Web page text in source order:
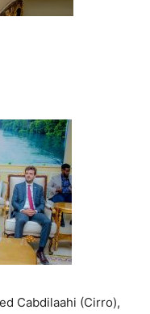
Cabdilaahi (Cirro),